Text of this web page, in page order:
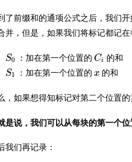
了前缀和的通项公式之后，我们
并，但是，如果我们将标记都记在
S_0
S0 ：加在第一个位置的C_i
Ci 的和
S_1
S1 ：加在第一个位置的x
x 的和
，如果想得知标记对第二个位置的
是说，我们可以从每块的第一个
我们再记录：